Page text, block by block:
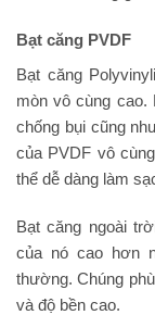
Bạt căng PVDF
Bạt căng
mòn vô cùng cao.
chống bụi cũng
của PVDF vô
thể dễ dàng làm
Bạt căng ngoài
của nó cao hơn
thường. Chúng
và độ bền cao.